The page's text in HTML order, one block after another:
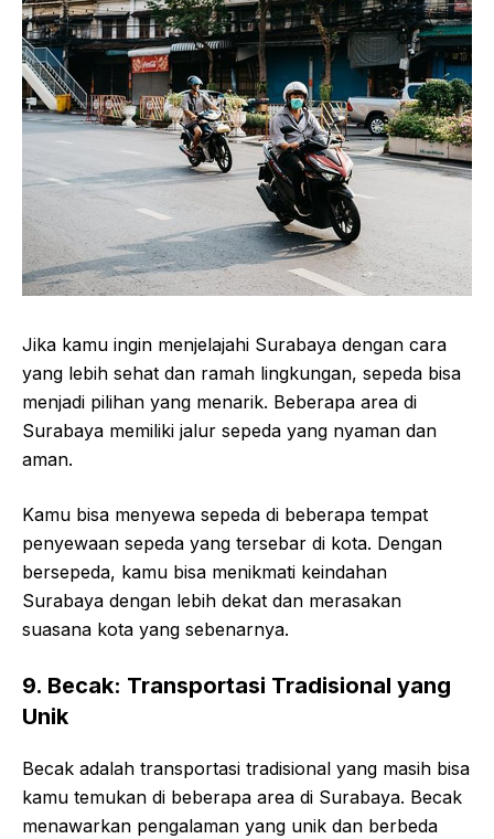
Jika kamu ingin menjelajahi Surabaya dengan cara
yang lebih sehat dan ramah lingkungan, sepeda bisa
menjadi pilihan yang menarik. Beberapa area di
Surabaya memiliki jalur sepeda yang nyaman dan
aman.
Kamu bisa menyewa sepeda di beberapa tempat
penyewaan sepeda yang tersebar di kota. Dengan
bersepeda, kamu bisa menikmati keindahan
Surabaya dengan lebih dekat dan merasakan
suasana kota yang sebenarnya.
9. Becak: Transportasi Tradisional yang
Unik
Becak adalah transportasi tradisional yang masih bisa
kamu temukan di beberapa area di Surabaya. Becak
menawarkan pengalaman yang unik dan berbeda